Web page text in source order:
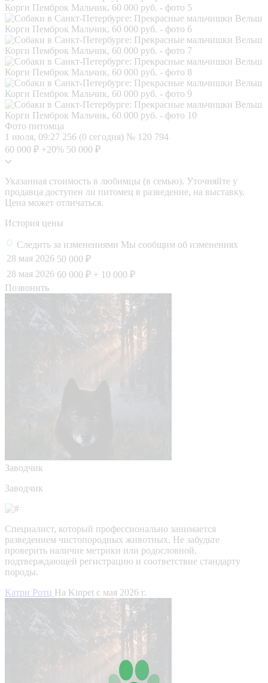
Фото питомца
1 июля, 09:27 256 (0 сегодня) № 120 794
60 000 ₽ +20% 50 000 ₽
Указанная стоимость в любимцы (в семью). Уточняйте у
продавца доступен ли питомец в разведение, на выставку.
Цена может отличаться.
История цены
Следить за изменениями Мы сообщим об изменениях
28 мая 2026 50 000 ₽
28 мая 2026 60 000 ₽ + 10 000 ₽
Позвонить
Заводчик
Заводчик
Специалист, который профессионально занимается
разведением чистопородных животных. Не забудьте
проверить наличие метрики или родословной,
подтверждающей регистрацию и соответствие стандарту
породы.
Катри Ротц На Kinpet c мая 2026 г.